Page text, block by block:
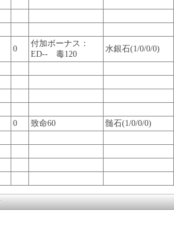
0
付加ボーナス：
ED-- 毒120
水銀石(1/0/0/0)
0 致命60
髄石(1/0/0/0)